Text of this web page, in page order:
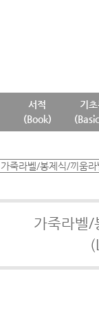
서적
(Book)
기
가죽라벨/